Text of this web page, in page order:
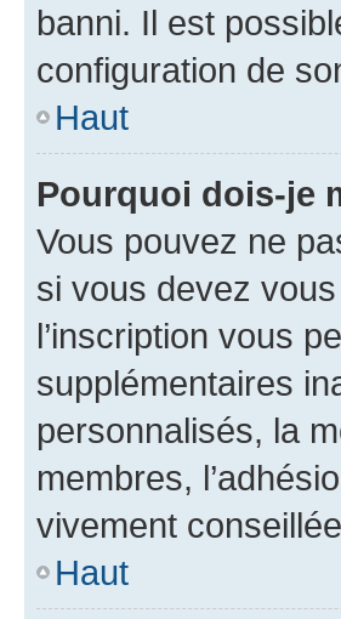
banni. Il est
configuration de
Haut
Pourquoi dois-je
Vous pouvez ne
si vous devez
l’inscription vous
supplémentaires
personnalisés, la
membres,
vivement
Haut